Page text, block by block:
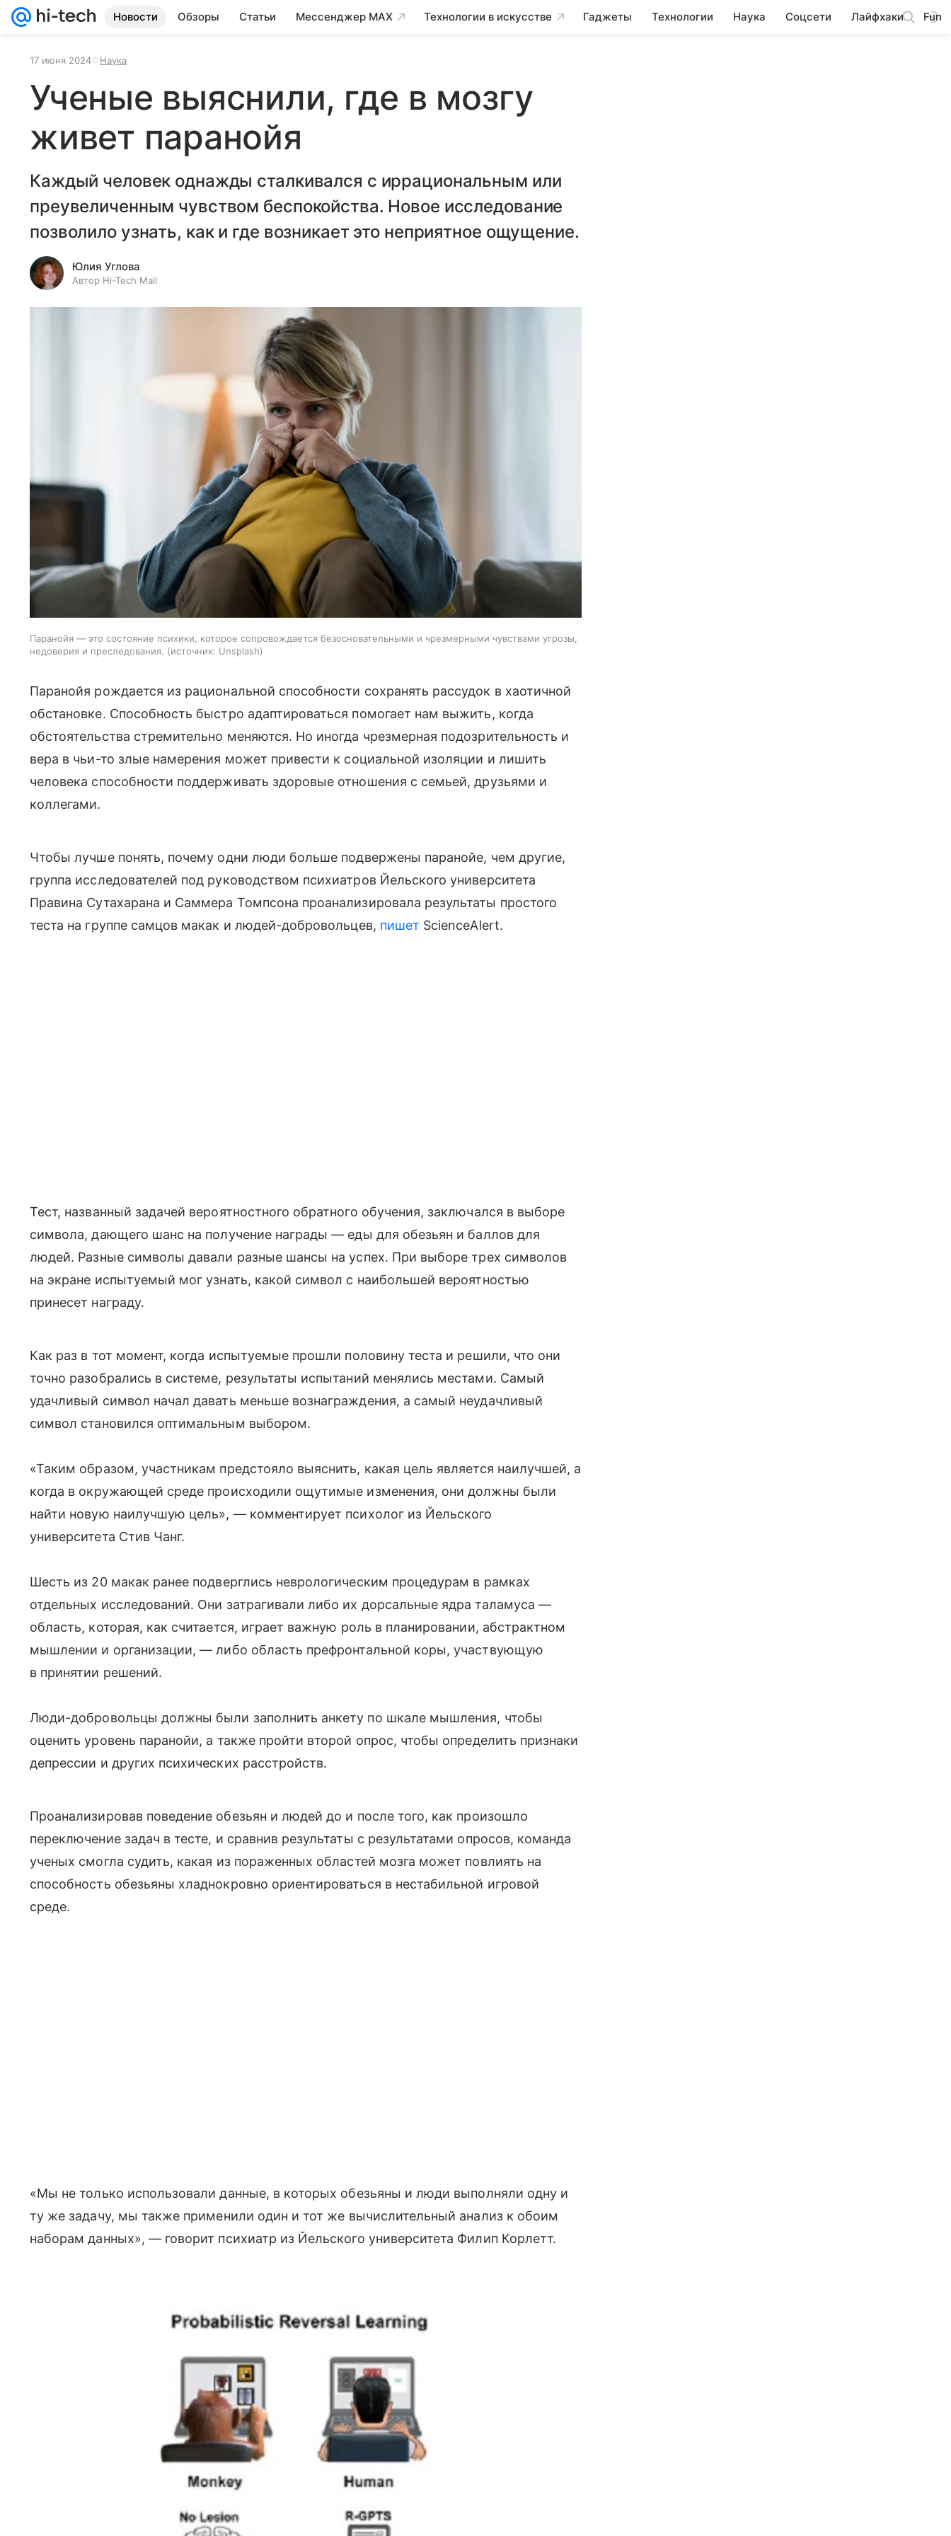
Новости Обзоры Статьи Мессенджер MAX Технологии в искусстве Гаджеты Технологии Наука Соцсети Лайфхаки Fun
17 июня 2024 Наука
Ученые выяснили, где в мозгу
живет паранойя
Каждый человек однажды сталкивался с иррациональным или
преувеличенным чувством беспокойства. Новое исследование
позволило узнать, как и где возникает это неприятное ощущение.
Юлия Углова
Автор Hi-Tech Mail
Паранойя — это состояние психики, которое сопровождается безосновательными и чрезмерными чувствами угрозы,
недоверия и преследования.
источник: Unsplash
Паранойя рождается из рациональной способности сохранять рассудок в хаотичной
обстановке. Способность быстро адаптироваться помогает нам выжить, когда
обстоятельства стремительно меняются. Но иногда чрезмерная подозрительность и
вера в чьи-то злые намерения может привести к социальной изоляции и лишить
человека способности поддерживать здоровые отношения с семьей, друзьями и
коллегами.
Чтобы лучше понять, почему одни люди больше подвержены паранойе, чем другие,
группа исследователей под руководством психиатров Йельского университета
Правина Сутахарана и Саммера Томпсона проанализировала результаты простого
теста на группе самцов макак и людей-добровольцев, пишет ScienceAlert.
Тест, названный задачей вероятностного обратного обучения, заключался в выборе
символа, дающего шанс на получение награды — еды для обезьян и баллов для
людей. Разные символы давали разные шансы на успех. При выборе трех символов
на экране испытуемый мог узнать, какой символ с наибольшей вероятностью
принесет награду.
Как раз в тот момент, когда испытуемые прошли половину теста и решили, что они
точно разобрались в системе, результаты испытаний менялись местами. Самый
удачливый символ начал давать меньше вознаграждения, а самый неудачливый
символ становился оптимальным выбором.
«Таким образом, участникам предстояло выяснить, какая цель является наилучшей, а
когда в окружающей среде происходили ощутимые изменения, они должны были
найти новую наилучшую цель», — комментирует психолог из Йельского
университета Стив Чанг.
Шесть из 20 макак ранее подверглись неврологическим процедурам в рамках
отдельных исследований. Они затрагивали либо их дорсальные ядра таламуса —
область, которая, как считается, играет важную роль в планировании, абстрактном
мышлении и организации, — либо область префронтальной коры, участвующую
в принятии решений.
Люди-добровольцы должны были заполнить анкету по шкале мышления, чтобы
оценить уровень паранойи, а также пройти второй опрос, чтобы определить признаки
депрессии и других психических расстройств.
Проанализировав поведение обезьян и людей до и после того, как произошло
переключение задач в тесте, и сравнив результаты с результатами опросов, команда
ученых смогла судить, какая из пораженных областей мозга может повлиять на
способность обезьяны хладнокровно ориентироваться в нестабильной игровой
среде.
«Мы не только использовали данные, в которых обезьяны и люди выполняли одну и
ту же задачу, мы также применили один и тот же вычислительный анализ к обоим
наборам данных», — говорит психиатр из Йельского университета Филип Корлетт.